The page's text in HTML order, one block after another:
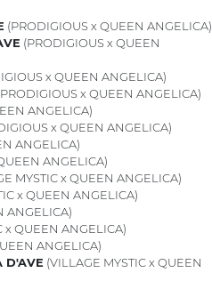
(PRODIGIOUS x QUEEN ANGELICA)
(PRODIGIOUS x QUEEN
x QUEEN ANGELICA)
x QUEEN ANGELICA)
ANGELICA)
x QUEEN ANGELICA)
ANGELICA)
ANGELICA)
MYSTIC x QUEEN ANGELICA)
x QUEEN ANGELICA)
ANGELICA)
x QUEEN ANGELICA)
ANGELICA)
D'AVE (VILLAGE MYSTIC x QUEEN